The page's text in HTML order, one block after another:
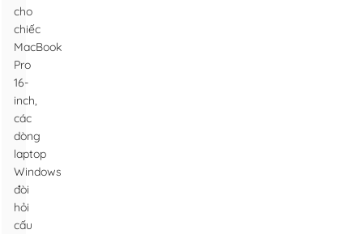
cho
chiếc
MacBook
Pro
16-
inch,
các
dòng
laptop
Windows
đòi
hỏi
cấu